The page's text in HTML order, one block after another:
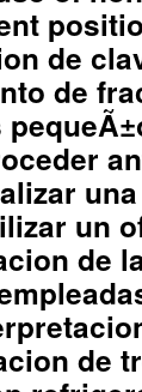
de
de
un
de
de